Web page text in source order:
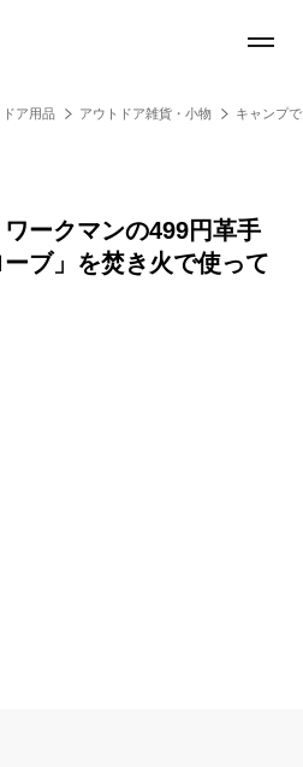
ア用品 アウトドア雑貨・小物 キャンプ
ークマンの499円革手
ブ」を焚き火で使って